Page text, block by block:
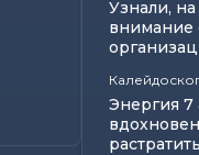
Узнали, на
внимание
Энергия 7